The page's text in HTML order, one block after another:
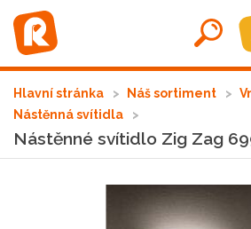
Hlavní stránka Náš sortiment
Nástěnná svítidla
Nástěnné svítidlo Zig Zag